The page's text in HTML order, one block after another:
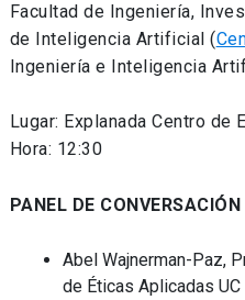
Facultad de Ingeniería,
de Inteligencia Artificial (
Ingeniería e Inteligencia
Lugar: Explanada Centro de
Hora: 12:30
PANEL DE CONVERSACIÓN
Abel Wajnerman-Paz,
de Éticas Aplicadas UC